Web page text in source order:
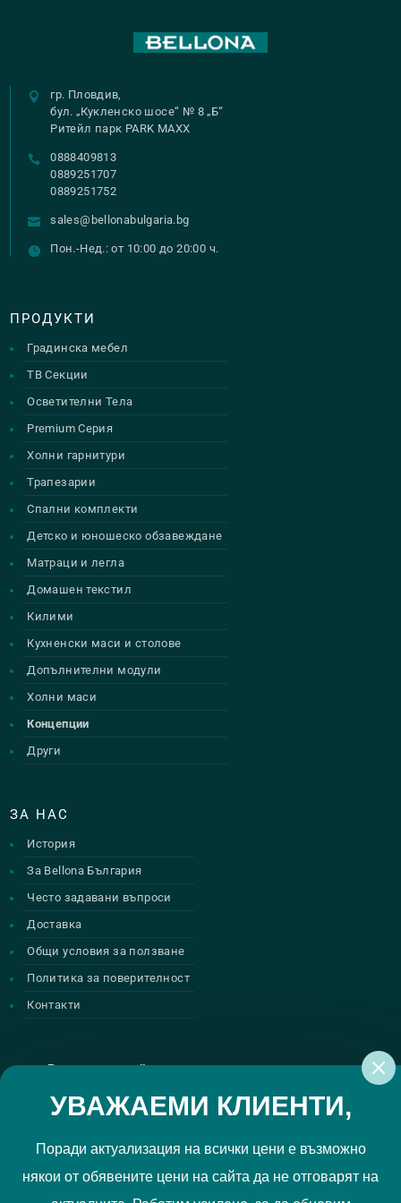
УВАЖАЕМИ КЛИЕНТИ,
Поради актуализация на всички цени е възможно
някои от обявените цени на сайта да не отговарят на
гр. Пловдив,
бул. „Кукленско шосе“ № 8 „Б“
Ритейл парк PARK MAXX
0888409813
0889251707
0889251752
sales@bellonabulgaria.bg
Пон.-Нед.: от 10:00 до 20:00 ч.
ПРОДУКТИ
Градинска мебел
ТВ Секции
Осветителни Тела
Premium Серия
Холни гарнитури
Трапезарии
Спални комплекти
Детско и юношеско обзавеждане
Матраци и легла
Домашен текстил
Килими
Кухненски маси и столове
Допълнителни модули
Холни маси
Концепции
Други
ЗА НАС
История
За Bellona България
Често задавани въпроси
Доставка
Общи условия за ползване
Политика за поверителност
Контакти
Регистрирай се за нашите атрактивни
Прочетох и приемам Политиката за поверителност